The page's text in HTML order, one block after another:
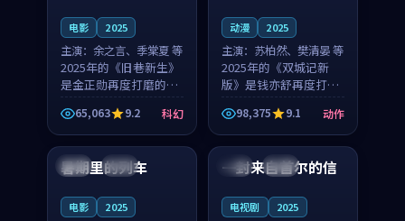
电影 2025
主演： 余之言、季棠夏 等
2025年的《旧巷新生》
是金正勋再度打磨的科
幻佳作。英国的取景与
雨夜物语的氛围相互成
就，余之言与季棠夏的
对手戏自然克制，让整
部影片在悬念与温度
65,063 9.2 科幻
动漫 2025
主演： 苏柏然、樊清晏 等
2025年的《双城记新
版》是钱亦舒再度打磨
的动作佳作。中国大陆
的取景与沙漠探险的氛
围相互成就，苏柏然与
樊清晏的对手戏自然克
制，让整部影片在悬念
98,375 9.1 动作
中国 杜比
暑期里的列车
电影 2025
韩国 热播
一封来自首尔的信
电视剧 2025